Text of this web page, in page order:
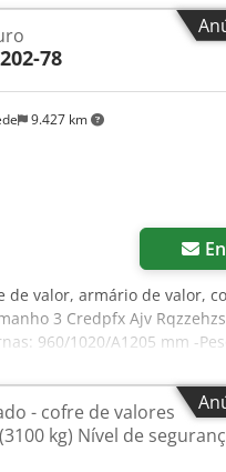
9.427 km
78
de valor, armário de valor,
3 Credpfx Ajv
960/1020/A1205 mm -
- cofre de valores
kg) Nível de